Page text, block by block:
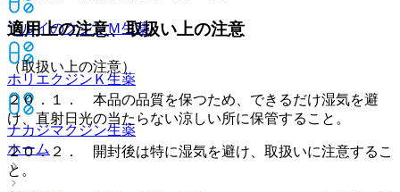
ツルイのクジンＭ生薬
ホリエクジンＫ 生薬
ナカジマクジン生薬
ホーム
適用上の注意、取扱い上の注意
（取扱い上の注意）
２０．１． 本品の品質を保つため、できるだけ湿気を避
け、直射日光の当たらない涼しい所に保管すること。
２０．２． 開封後は特に湿気を避け、取扱いに注意するこ
と。